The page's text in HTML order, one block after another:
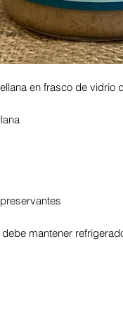
en frasco de vidrio
mantener